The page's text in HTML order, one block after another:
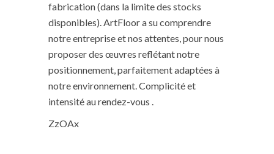
fabrication (dans la limite des stocks
disponibles). ArtFloor a su comprendre
notre entreprise et nos attentes, pour nous
proposer des œuvres reflétant notre
positionnement, parfaitement adaptées à
notre environnement. Complicité et
intensité au rendez-vous .
ZzOAx